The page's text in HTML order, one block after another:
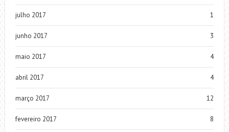
julho 2017 1
junho 2017 3
maio 2017 4
abril 2017 4
março 2017 12
fevereiro 2017 8